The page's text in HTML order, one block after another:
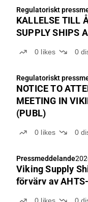
Regulatoriskt
KALLELSE TILL
SUPPLY SHIPS
0 likes 0
Regulatoriskt
NOTICE TO
MEETING IN
(PUBL)
0 likes 0
Pressmeddelande
Viking Supply
förvärv av